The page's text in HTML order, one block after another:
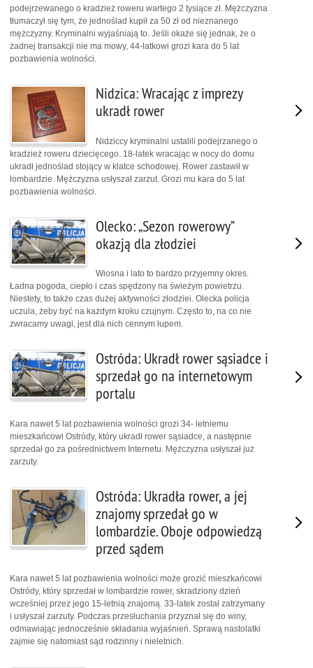
podejrzewanego o kradzież roweru wartego 2 tysiące zł. Mężczyzna
tłumaczył się tym, że jednoślad kupił za 50 zł od nieznanego
mężczyzny. Kryminalni wyjaśniają to. Jeśli okaże się jednak, że o
żadnej transakcji nie ma mowy, 44-latkowi grozi kara do 5 lat
pozbawienia wolności.
Nidzica: Wracając z imprezy
ukradł rower
Nidziccy kryminalni ustalili podejrzanego o
kradzież roweru dziecięcego. 18-latek wracając w nocy do domu
ukradł jednoślad stojący w klatce schodowej. Rower zastawił w
lombardzie. Mężczyzna usłyszał zarzut. Grozi mu kara do 5 lat
pozbawienia wolności.
Olecko: „Sezon rowerowy”
okazją dla złodziei
Wiosna i lato to bardzo przyjemny okres.
Ładna pogoda, ciepło i czas spędzony na świeżym powietrzu.
Niestety, to także czas dużej aktywności złodziei. Olecka policja
uczula, żeby być na każdym kroku czujnym. Często to, na co nie
zwracamy uwagi, jest dla nich cennym łupem.
Ostróda: Ukradł rower sąsiadce i
sprzedał go na internetowym
portalu
Kara nawet 5 lat pozbawienia wolności grozi 34- letniemu
mieszkańcowi Ostródy, który ukradł rower sąsiadce, a następnie
sprzedał go za pośrednictwem Internetu. Mężczyzna usłyszał już
zarzuty.
Ostróda: Ukradła rower, a jej
znajomy sprzedał go w
lombardzie. Oboje odpowiedzą
przed sądem
Kara nawet 5 lat pozbawienia wolności może grozić mieszkańcowi
Ostródy, który sprzedał w lombardzie rower, skradziony dzień
wcześniej przez jego 15-letnią znajomą. 33-latek został zatrzymany
i usłyszał zarzuty. Podczas przesłuchania przyznał się do winy,
odmawiając jednocześnie składania wyjaśnień. Sprawą nastolatki
zajmie się natomiast sąd rodzinny i nieletnich.